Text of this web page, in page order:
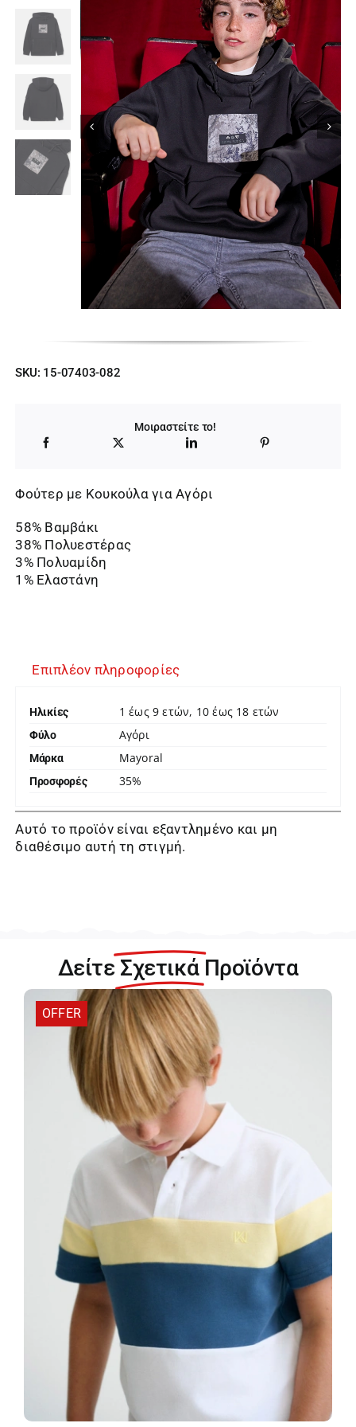
Κορίτσι
Είδη Παρέλασης
Σχετικά με εμάς
English
SKU: 15-07403-082
Μοιραστείτε το!
Φούτερ με Κουκούλα για Αγόρι
58% Βαμβάκι
38% Πολυεστέρας
3% Πολυαμίδη
1% Ελαστάνη
Επιπλέον πληροφορίες
Ηλικίες 1 έως 9 ετών, 10 έως 18 ετών
Φύλο Αγόρι
Μάρκα Mayoral
Προσφορές 35%
Αυτό το προϊόν είναι εξαντλημένο και μη
διαθέσιμο αυτή τη στιγμή.
Δείτε Σχετικά Προϊόντα
OFFER